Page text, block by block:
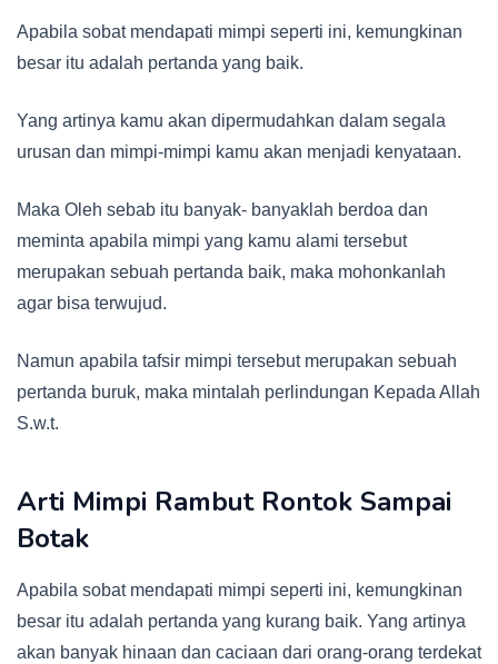
Apabila sobat mendapati mimpi seperti ini, kemungkinan
besar itu adalah pertanda yang baik.
Yang artinya kamu akan dipermudahkan dalam segala
urusan dan mimpi-mimpi kamu akan menjadi kenyataan.
Maka Oleh sebab itu banyak- banyaklah berdoa dan
meminta apabila mimpi yang kamu alami tersebut
merupakan sebuah pertanda baik, maka mohonkanlah
agar bisa terwujud.
Namun apabila tafsir mimpi tersebut merupakan sebuah
pertanda buruk, maka mintalah perlindungan Kepada Allah
S.w.t.
Arti Mimpi Rambut Rontok Sampai
Botak
Apabila sobat mendapati mimpi seperti ini, kemungkinan
besar itu adalah pertanda yang kurang baik. Yang artinya
akan banyak hinaan dan caciaan dari orang-orang terdekat